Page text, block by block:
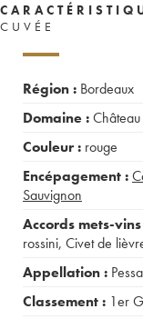
CUVÉE
Région : Bordeaux
Domaine :
Couleur : rouge
Encépagement :
Sauvignon
Accords mets-
rossini, Civet de
Appellation :
Classement : 1er